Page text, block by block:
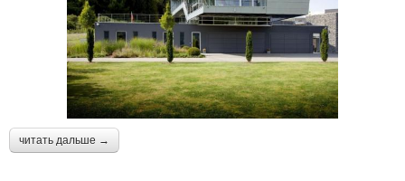
читать дальше →